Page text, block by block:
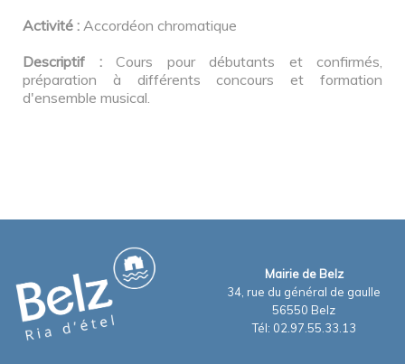
Activité : Accordéon chromatique
Descriptif :Cours pour débutants et confirmés,
préparation à différents concours et formation
d'ensemble musical.
Mairie de Belz
34, rue du général de gaulle
56550 Belz
Tél: 02.97.55.33.13